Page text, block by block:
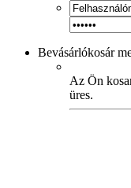
Bevásárlókosár
Az Ön
üres.